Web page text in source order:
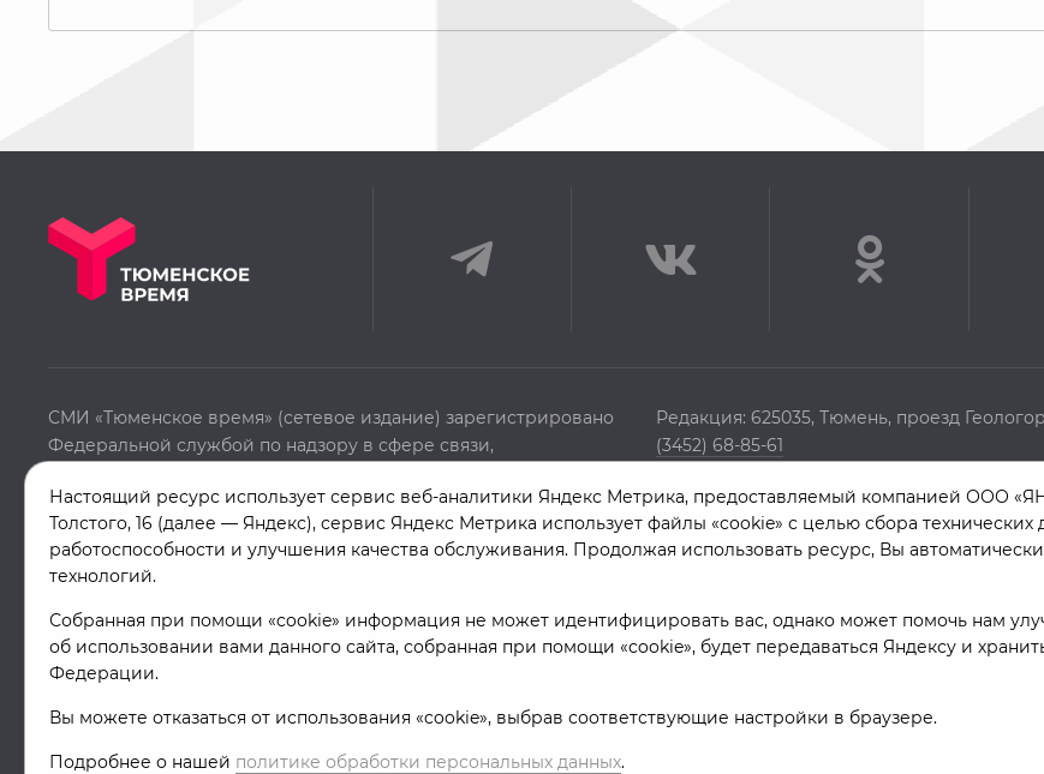
СМИ «Тюменское время» (сетевое издание) зарегистрировано
Федеральной службой по надзору в сфере связи,
марта 2022г. серия Эл №ФС77-82958. Учредитель: Автономная
некоммерческая организация «Телерадиокомпания «Тюменское
время».
Редакция: 625035, Тюмень, проезд
(3452) 68-85-61
Главный редактор сайта: Болдырева Л.В.
(3452) 68-89-78
kotovaev@sibinformburo.ru
© «Тюменское время» '26
Настоящий ресурс использует сервис веб-аналитики Яндекс Метрика, предоставляемый компанией ООО
Толстого, 16 (далее — Яндекс), сервис Яндекс Метрика использует файлы «cookie» с целью сбора
работоспособности и улучшения качества обслуживания. Продолжая использовать ресурс, Вы
технологий.
Собранная при помощи «cookie» информация не может идентифицировать вас, однако может помочь нам
об использовании вами данного сайта, собранная при помощи «cookie», будет передаваться Яндексу и
Федерации.
Вы можете отказаться от использования «cookie», выбрав соответствующие настройки в браузере.
Подробнее о нашей политике обработки персональных данных.